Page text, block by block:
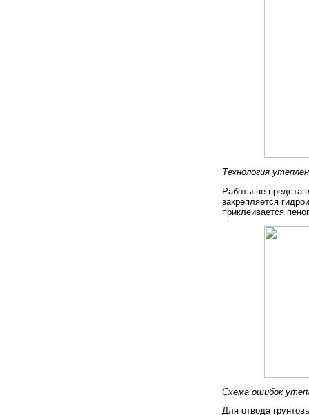
Технология
Работы не
закрепляется
приклеивается
Схема ошибок
Для отвода